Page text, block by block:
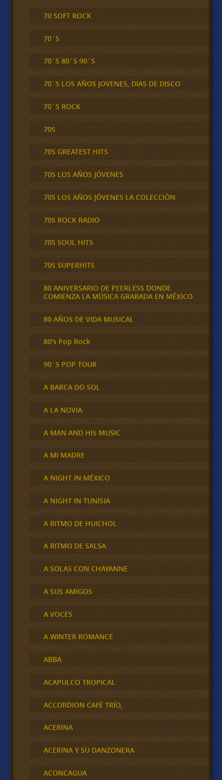
70 SOFT ROCK
70´S
70´S 80´S 90´S
70´S LOS AÑOS JOVENES, DIAS DE DISCO
70´S ROCK
70S
70S GREATEST HITS
70S LOS AÑOS JÓVENES
70S LOS AÑOS JÓVENES LA COLECCIÓN
70S ROCK RADIO
70S SOUL HITS
70S SUPERHITS
80 ANIVERSARIO DE PEERLESS DONDE
COMIENZA LA MÚSICA GRABADA EN MÉXICO
80 AÑOS DE VIDA MUSICAL
80's Pop Rock
90´S POP TOUR
A BARCA DO SOL
A LA NOVIA
A MAN AND HIS MUSIC
A MI MADRE
A NIGHT IN MÉXICO
A NIGHT IN TUNISIA
A RITMO DE HUICHOL
A RITMO DE SALSA
A SOLAS CON CHAYANNE
A SUS AMIGOS
A VOCES
A WINTER ROMANCE
ABBA
ACAPULCO TROPICAL
ACCORDION CAFÉ TRÍO,
ACERINA
ACERINA Y SU DANZONERA
ACONCAGUA